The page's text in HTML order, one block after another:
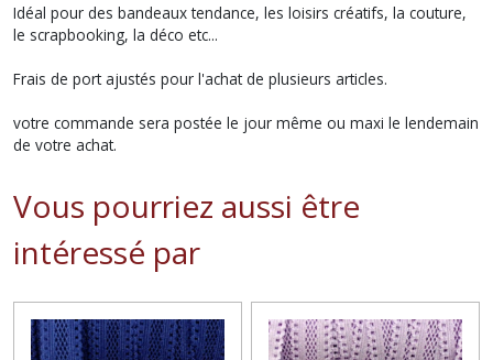
Idéal pour des bandeaux tendance, les loisirs créatifs, la couture,
le scrapbooking, la déco etc...
Frais de port ajustés pour l'achat de plusieurs articles.
votre commande sera postée le jour même ou maxi le lendemain
de votre achat.
Vous pourriez aussi être
intéressé par